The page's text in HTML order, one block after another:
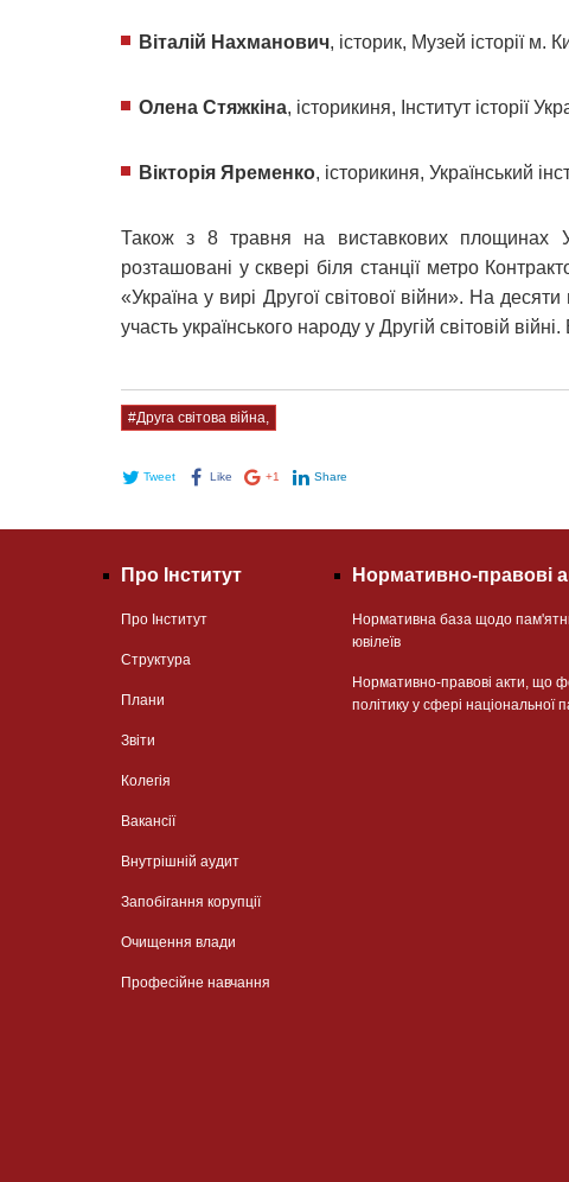
Віталій Нахманович, історик, Музей історії м.
Олена Стяжкіна, історикиня, Інститут історії
Вікторія Яременко, історикиня, Український
Також з 8 травня на виставкових площинах
розташовані у сквері біля станції метро
«Україна у вирі Другої світової війни». На
участь українського народу у Другій світовій
#Друга світова війна,
Tweet Like +1 Share
Про Інститут
Про Інститут
Структура
Плани
Звіти
Колегія
Вакансії
Внутрішній аудит
Запобігання корупції
Очищення влади
Професійне навчання
Нормативно-правові
Нормативна база щодо
ювілеїв
Нормативно-правові акти, що
політику у сфері національної